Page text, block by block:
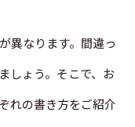
異なります。間違っ
しょう。そこで、お
れの書き方をご紹介